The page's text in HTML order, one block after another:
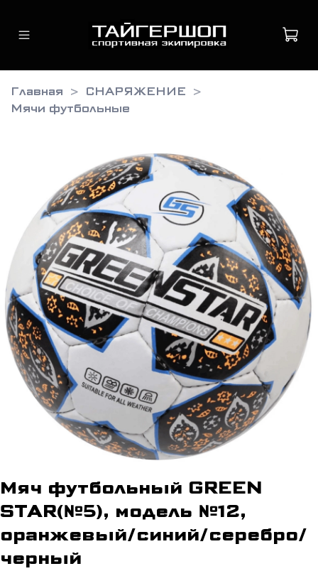
Главная
СНАРЯЖЕНИЕ
Мячи футбольные
Мяч футбольный GREEN
STAR(№5), модель №12,
оранжевый/синий/серебро/
черный